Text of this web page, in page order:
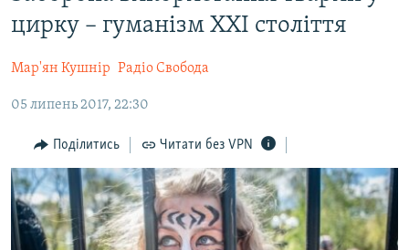
матеріалу
Перейти
до
навігації
Перейти
пошуку
ВОДА.КРИМ
ВІДЕО ТА ФОТО
ПОЛІТИКА
БЛОГИ
ПОГЛЯД
ІНТЕРВ'Ю
ВСЕ ЗА ДЕНЬ
СПЕЦПРОЕКТИ
цирку – гуманізм ХХІ століття
Мар'ян Кушнір Радіо Свобода
05 липень 2017, 22:30
Поділитись Читати без VPN